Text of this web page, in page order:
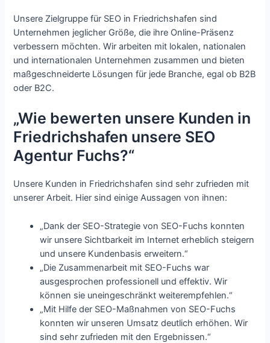
Unsere Zielgruppe für SEO in Friedrichshafen sind
Unternehmen jeglicher Größe, die ihre Online-Präsenz
verbessern möchten. Wir arbeiten mit lokalen, nationalen
und internationalen Unternehmen zusammen und bieten
maßgeschneiderte Lösungen für jede Branche, egal ob B2B
oder B2C.
„Wie bewerten unsere Kunden in
Friedrichshafen unsere SEO
Agentur Fuchs?“
Unsere Kunden in Friedrichshafen sind sehr zufrieden mit
unserer Arbeit. Hier sind einige Aussagen von ihnen:
„Dank der SEO-Strategie von SEO-Fuchs konnten
wir unsere Sichtbarkeit im Internet erheblich steigern
und unsere Kundenbasis erweitern.“
„Die Zusammenarbeit mit SEO-Fuchs war
ausgesprochen professionell und effektiv. Wir
können sie uneingeschränkt weiterempfehlen.“
„Mit Hilfe der SEO-Maßnahmen von SEO-Fuchs
konnten wir unseren Umsatz deutlich erhöhen. Wir
sind sehr zufrieden mit den Ergebnissen.“